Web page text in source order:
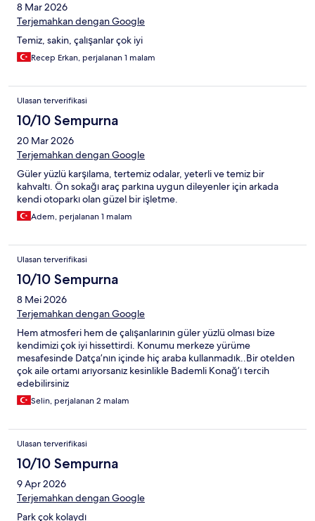
8 Mar 2026
Terjemahkan dengan Google
Temiz, sakin, çalışanlar çok iyi
Recep Erkan, perjalanan 1 malam
Ulasan terverifikasi
10/10 Sempurna
20 Mar 2026
Terjemahkan dengan Google
Güler yüzlü karşılama, tertemiz odalar, yeterli ve temiz bir
kahvaltı. Ön sokağı araç parkına uygun dileyenler için arkada
kendi otoparkı olan güzel bir işletme.
Adem, perjalanan 1 malam
Ulasan terverifikasi
10/10 Sempurna
8 Mei 2026
Terjemahkan dengan Google
Hem atmosferi hem de çalışanlarının güler yüzlü olması bize
kendimizi çok iyi hissettirdi. Konumu merkeze yürüme
mesafesinde Datça’nın içinde hiç araba kullanmadık..Bir otelden
çok aile ortamı arıyorsanız kesinlikle Bademli Konağ’ı tercih
edebilirsiniz
Selin, perjalanan 2 malam
Ulasan terverifikasi
10/10 Sempurna
9 Apr 2026
Terjemahkan dengan Google
Park çok kolaydı